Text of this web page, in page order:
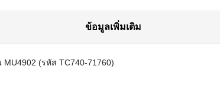
ข้อมูลเพิ่มเติม
(รหัส TC740-71760)